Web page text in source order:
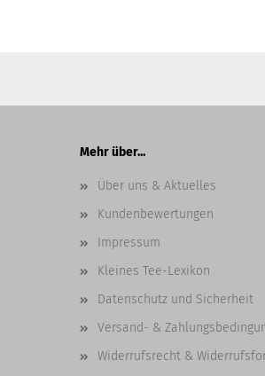
Mehr über...
Über uns & Aktuelles
Kundenbewertungen
Impressum
Kleines Tee-Lexikon
Datenschutz und Sicherheit
Versand- &
Widerrufsrecht &